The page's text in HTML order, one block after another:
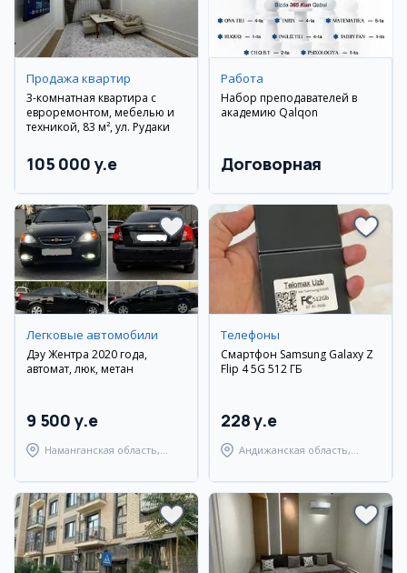
Продажа квартир
3-комнатная квартира с
евроремонтом, мебелью и
техникой, 83 м², ул. Рудаки
105 000 y.e
Работа
Набор преподавателей в
академию Qalqon
Договорная
Легковые автомобили
Дэу Жентра 2020 года,
автомат, люк, метан
9 500 y.e
Наманганская область,
Телефоны
Смартфон Samsung Galaxy Z
Flip 4 5G 512 ГБ
228 y.e
Андижанская область,